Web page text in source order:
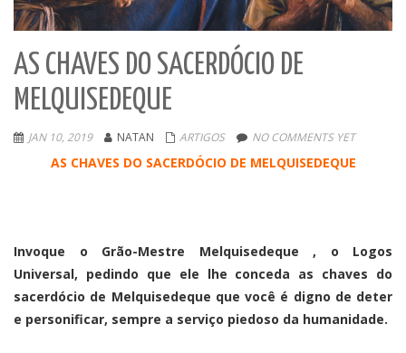
AS CHAVES DO SACERDÓCIO DE
MELQUISEDEQUE
JAN 10, 2019 NATAN ARTIGOS NO COMMENTS YET
AS CHAVES DO SACERDÓCIO DE MELQUISEDEQUE
Invoque o Grão-Mestre Melquisedeque , o Logos
Universal, pedindo que ele lhe conceda as chaves do
sacerdócio de Melquisedeque que você é digno de deter
e personificar, sempre a serviço piedoso da humanidade.